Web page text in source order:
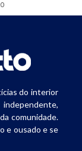
do interior
comunidade.
e ousado e se